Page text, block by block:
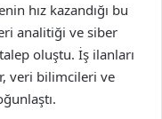
hız kazandığı bu
analitiği ve siber
oluştu. İş ilanları
veri bilimcileri ve